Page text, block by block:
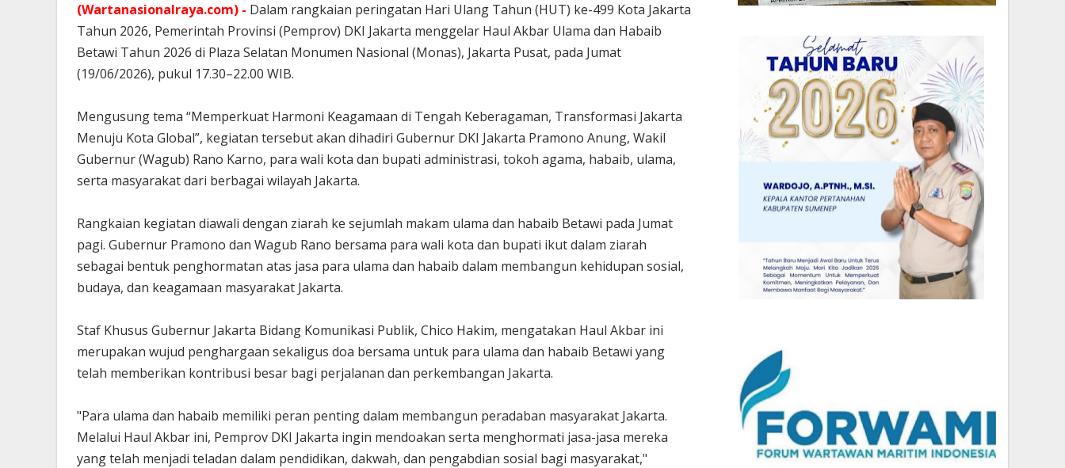
(Wartanasionalraya.com) - Dalam rangkaian peringatan Hari Ulang Tahun (HUT) ke-499 Kota Jakarta
Tahun 2026, Pemerintah Provinsi (Pemprov) DKI Jakarta menggelar Haul Akbar Ulama dan Habaib
Betawi Tahun 2026 di Plaza Selatan Monumen Nasional (Monas), Jakarta Pusat, pada Jumat
(19/06/2026), pukul 17.30–22.00 WIB.
Mengusung tema “Memperkuat Harmoni Keagamaan di Tengah Keberagaman, Transformasi Jakarta
Menuju Kota Global”, kegiatan tersebut akan dihadiri Gubernur DKI Jakarta Pramono Anung, Wakil
Gubernur (Wagub) Rano Karno, para wali kota dan bupati administrasi, tokoh agama, habaib, ulama,
serta masyarakat dari berbagai wilayah Jakarta.
Rangkaian kegiatan diawali dengan ziarah ke sejumlah makam ulama dan habaib Betawi pada Jumat
pagi. Gubernur Pramono dan Wagub Rano bersama para wali kota dan bupati ikut dalam ziarah
sebagai bentuk penghormatan atas jasa para ulama dan habaib dalam membangun kehidupan sosial,
budaya, dan keagamaan masyarakat Jakarta.
Staf Khusus Gubernur Jakarta Bidang Komunikasi Publik, Chico Hakim, mengatakan Haul Akbar ini
merupakan wujud penghargaan sekaligus doa bersama untuk para ulama dan habaib Betawi yang
telah memberikan kontribusi besar bagi perjalanan dan perkembangan Jakarta.
"Para ulama dan habaib memiliki peran penting dalam membangun peradaban masyarakat Jakarta.
Melalui Haul Akbar ini, Pemprov DKI Jakarta ingin mendoakan serta menghormati jasa-jasa mereka
yang telah menjadi teladan dalam pendidikan, dakwah, dan pengabdian sosial bagi masyarakat,"